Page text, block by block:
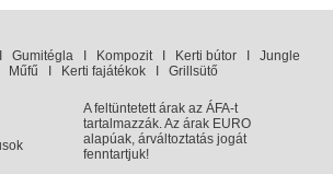
GumitéglaI KompozitI Kerti bútorI Jungle
Műfű Kerti fajátékokI Grillsütő
A feltüntetett árak az ÁFA-t
tartalmazzák. Az árak EURO
alapúak, árváltoztatás jogát
fenntartjuk!